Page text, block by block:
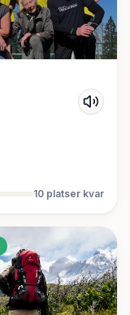
10 platser kvar